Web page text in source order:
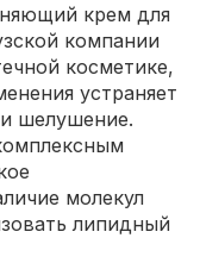
крем для
компании
косметике,
устраняет
шелушение.
молекул
липидный